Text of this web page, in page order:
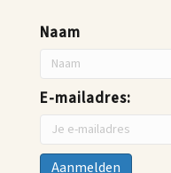
Naam
E-mailadres: